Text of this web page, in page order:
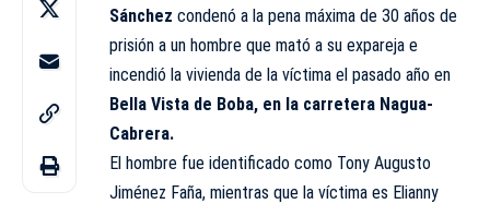
Sánchez condenó a la pena máxima de 30 años de
prisión a un hombre que mató a su expareja e
incendió la vivienda de la víctima el pasado año en
Bella Vista de Boba, en la carretera Nagua-
Cabrera.
El hombre fue identificado como Tony Augusto
Jiménez Faña, mientras que la víctima es Elianny